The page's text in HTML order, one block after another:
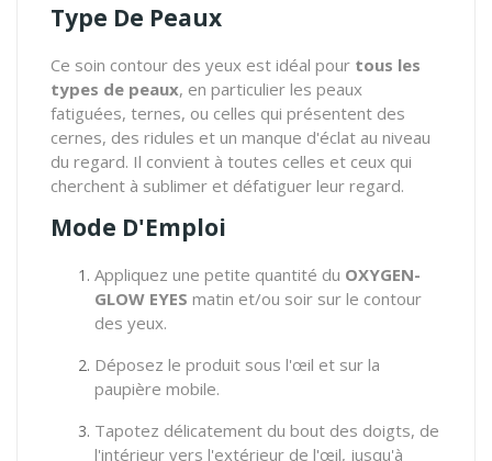
Type De Peaux
Ce soin contour des yeux est idéal pour tous les
types de peaux, en particulier les peaux
fatiguées, ternes, ou celles qui présentent des
cernes, des ridules et un manque d'éclat au niveau
du regard. Il convient à toutes celles et ceux qui
cherchent à sublimer et défatiguer leur regard.
Mode D'Emploi
Appliquez une petite quantité du OXYGEN-
GLOW EYES matin et/ou soir sur le contour
des yeux.
Déposez le produit sous l'œil et sur la
paupière mobile.
Tapotez délicatement du bout des doigts, de
l'intérieur vers l'extérieur de l'œil, jusqu'à